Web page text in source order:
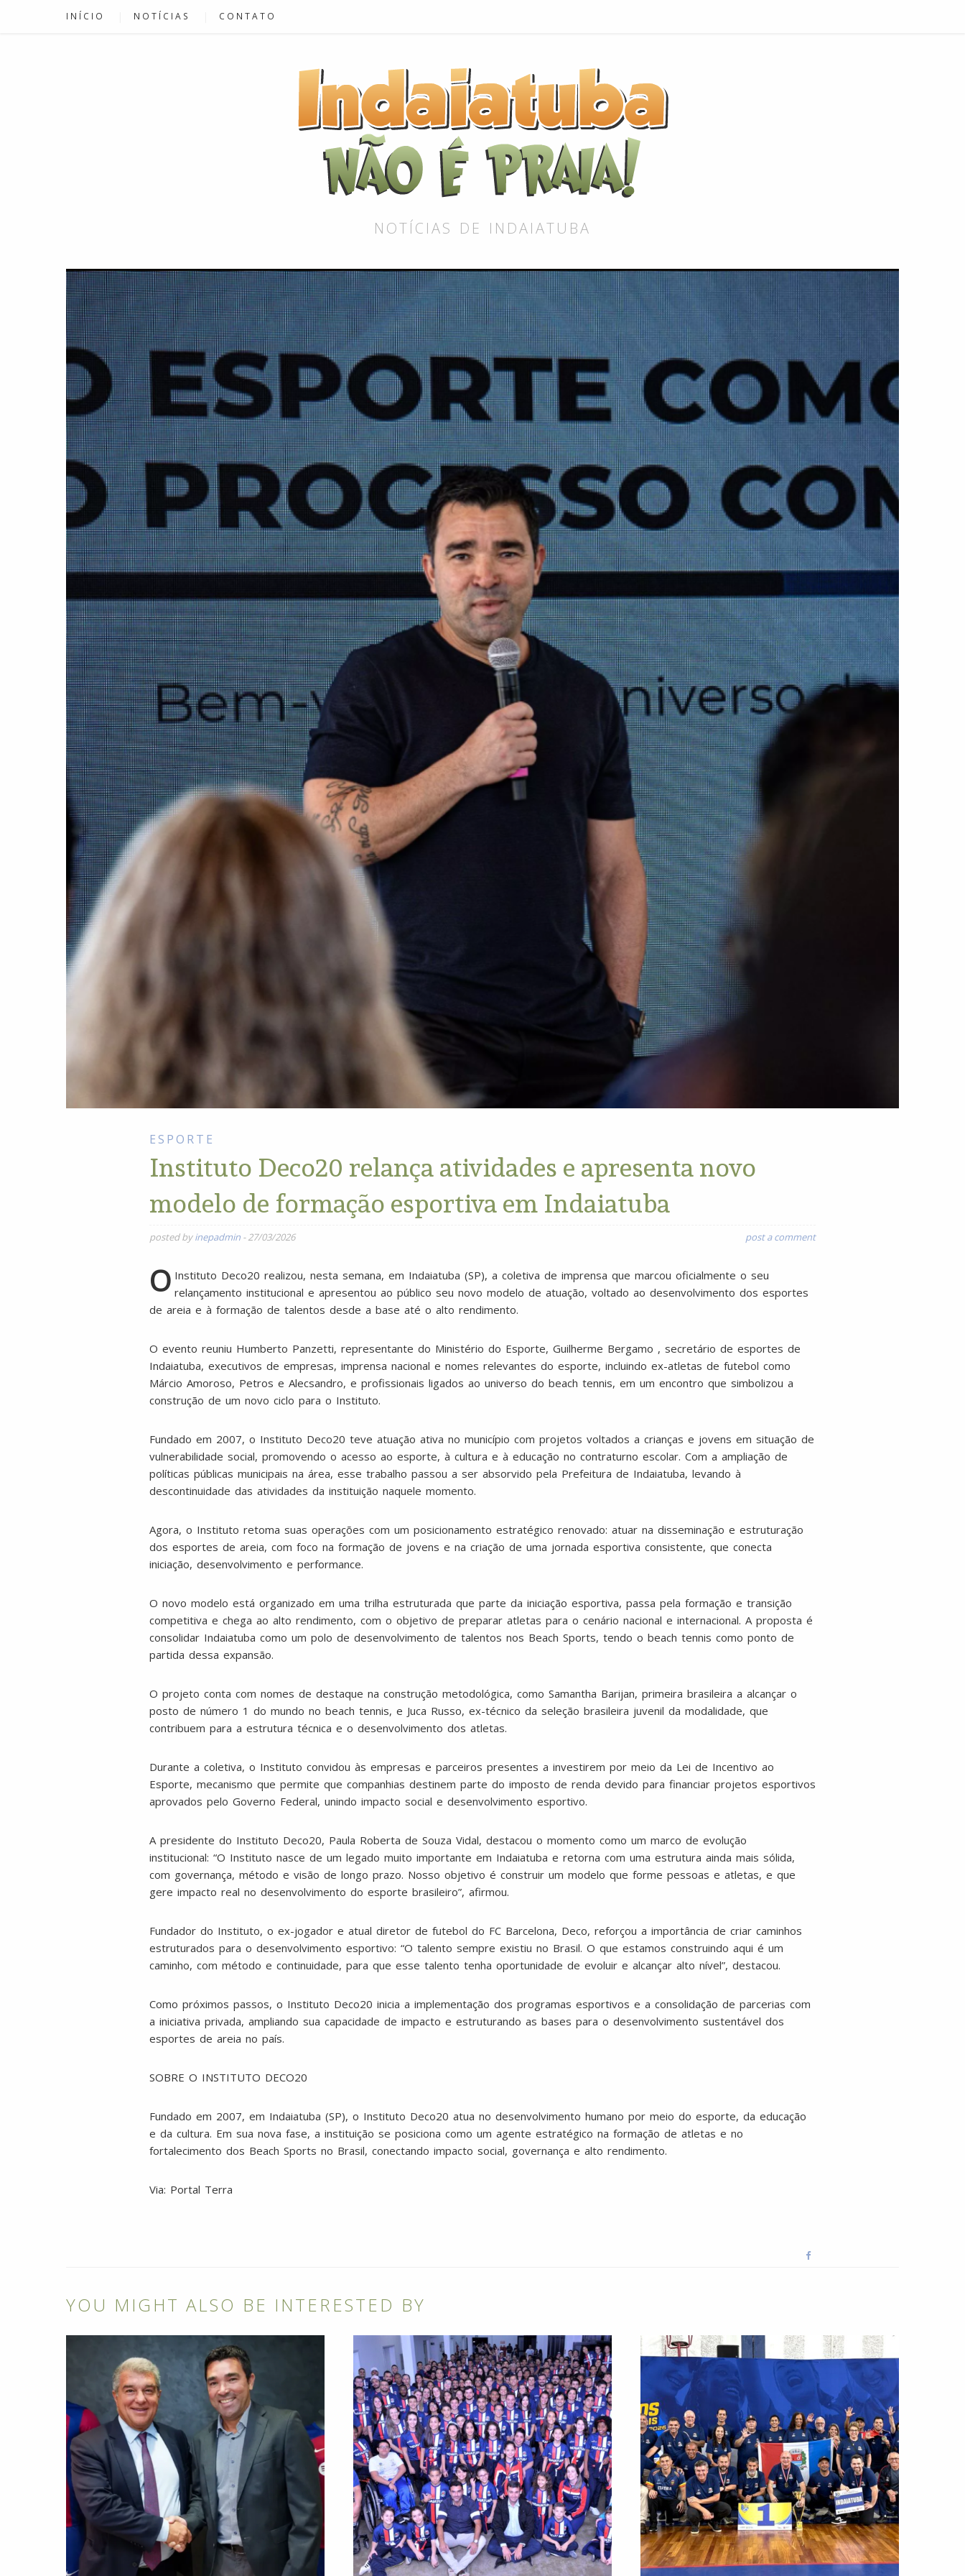
INÍCIO NOTÍCIAS CONTATO
NOTÍCIAS DE INDAIATUBA
ESPORTE
Instituto Deco20 relança atividades e apresenta novo
modelo de formação esportiva em Indaiatuba
posted byinepadmin -27/03/2026 post a comment
O Instituto Deco20 realizou, nesta semana, em Indaiatuba (SP), a coletiva de imprensa que marcou oficialmente o seu
relançamento institucional e apresentou ao público seu novo modelo de atuação, voltado ao desenvolvimento dos esportes
de areia e à formação de talentos desde a base até o alto rendimento.
O evento reuniu Humberto Panzetti, representante do Ministério do Esporte, Guilherme Bergamo , secretário de esportes de
Indaiatuba, executivos de empresas, imprensa nacional e nomes relevantes do esporte, incluindo ex-atletas de futebol como
Márcio Amoroso, Petros e Alecsandro, e profissionais ligados ao universo do beach tennis, em um encontro que simbolizou a
construção de um novo ciclo para o Instituto.
Fundado em 2007, o Instituto Deco20 teve atuação ativa no município com projetos voltados a crianças e jovens em situação de
vulnerabilidade social, promovendo o acesso ao esporte, à cultura e à educação no contraturno escolar. Com a ampliação de
políticas públicas municipais na área, esse trabalho passou a ser absorvido pela Prefeitura de Indaiatuba, levando à
descontinuidade das atividades da instituição naquele momento.
Agora, o Instituto retoma suas operações com um posicionamento estratégico renovado: atuar na disseminação e estruturação
dos esportes de areia, com foco na formação de jovens e na criação de uma jornada esportiva consistente, que conecta
iniciação, desenvolvimento e performance.
O novo modelo está organizado em uma trilha estruturada que parte da iniciação esportiva, passa pela formação e transição
competitiva e chega ao alto rendimento, com o objetivo de preparar atletas para o cenário nacional e internacional. A proposta é
consolidar Indaiatuba como um polo de desenvolvimento de talentos nos Beach Sports, tendo o beach tennis como ponto de
partida dessa expansão.
O projeto conta com nomes de destaque na construção metodológica, como Samantha Barijan, primeira brasileira a alcançar o
posto de número 1 do mundo no beach tennis, e Juca Russo, ex-técnico da seleção brasileira juvenil da modalidade, que
contribuem para a estrutura técnica e o desenvolvimento dos atletas.
Durante a coletiva, o Instituto convidou às empresas e parceiros presentes a investirem por meio da Lei de Incentivo ao
Esporte, mecanismo que permite que companhias destinem parte do imposto de renda devido para financiar projetos esportivos
aprovados pelo Governo Federal, unindo impacto social e desenvolvimento esportivo.
A presidente do Instituto Deco20, Paula Roberta de Souza Vidal, destacou o momento como um marco de evolução
institucional: “O Instituto nasce de um legado muito importante em Indaiatuba e retorna com uma estrutura ainda mais sólida,
com governança, método e visão de longo prazo. Nosso objetivo é construir um modelo que forme pessoas e atletas, e que
gere impacto real no desenvolvimento do esporte brasileiro”, afirmou.
Fundador do Instituto, o ex-jogador e atual diretor de futebol do FC Barcelona, Deco, reforçou a importância de criar caminhos
estruturados para o desenvolvimento esportivo: “O talento sempre existiu no Brasil. O que estamos construindo aqui é um
caminho, com método e continuidade, para que esse talento tenha oportunidade de evoluir e alcançar alto nível”, destacou.
Como próximos passos, o Instituto Deco20 inicia a implementação dos programas esportivos e a consolidação de parcerias com
a iniciativa privada, ampliando sua capacidade de impacto e estruturando as bases para o desenvolvimento sustentável dos
esportes de areia no país.
SOBRE O INSTITUTO DECO20
Fundado em 2007, em Indaiatuba (SP), o Instituto Deco20 atua no desenvolvimento humano por meio do esporte, da educação
e da cultura. Em sua nova fase, a instituição se posiciona como um agente estratégico na formação de atletas e no
fortalecimento dos Beach Sports no Brasil, conectando impacto social, governança e alto rendimento.
Via: Portal Terra
YOU MIGHT ALSO BE INTERESTED BY